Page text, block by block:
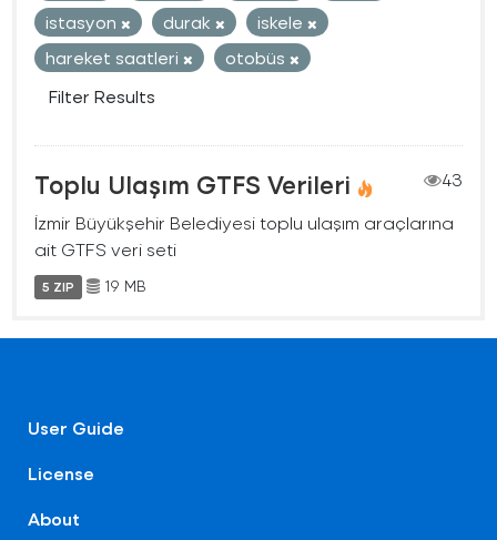
istasyon
durak
iskele
hareket saatleri
otobüs
Filter Results
Toplu Ulaşım GTFS Verileri
43
İzmir Büyükşehir Belediyesi toplu ulaşım araçlarına
ait GTFS veri seti
5 ZIP 19 MB
User Guide
License
About